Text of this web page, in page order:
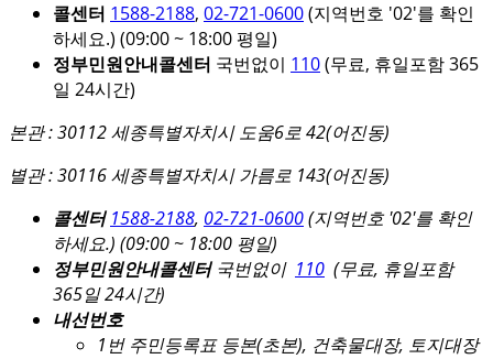
콜센터 1588-2188, 02-721-0600(지역번호 '02'를 확인
하세요.) (09:00 ~ 18:00 평일)
정부민원안내콜센터 국번없이 110(무료, 휴일포함 365
일 24시간)
본관 : 30112 세종특별자치시 도움6로 42(어진동)
별관 : 30116 세종특별자치시 가름로 143(어진동)
콜센터 1588-2188, 02-721-0600(지역번호 '02'를 확인
하세요.) (09:00 ~ 18:00 평일)
정부민원안내콜센터국번없이 110 (무료, 휴일포함
365일 24시간)
내선번호
1번 주민등록표 등본(초본), 건축물대장, 토지대장